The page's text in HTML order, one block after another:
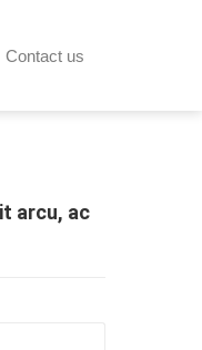
Contact us
arcu, ac